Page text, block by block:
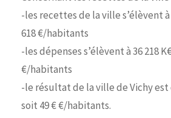
-les recettes de la ville s’élèvent à
618 €/habitants
-les dépenses s’élèvent à 36 218
€/habitants
-le résultat de la ville de Vichy est
soit 49 € €/habitants.